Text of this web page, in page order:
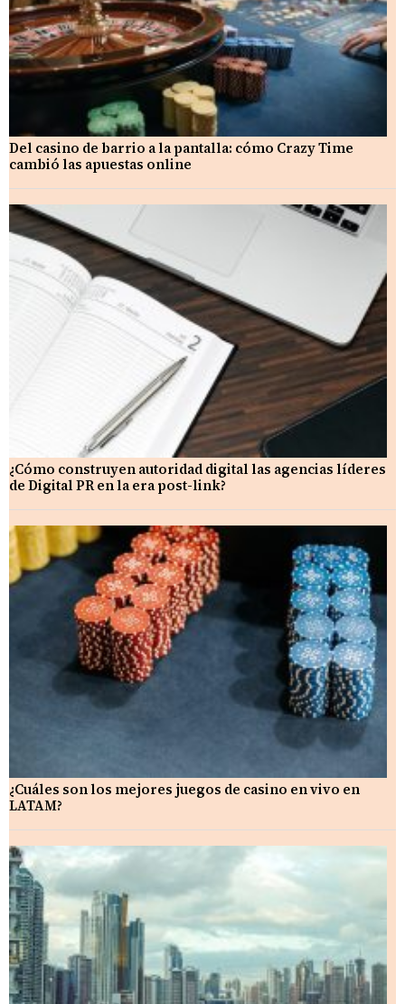
Del casino de barrio a la pantalla: cómo Crazy Time
cambió las apuestas online
¿Cómo construyen autoridad digital las agencias líderes
de Digital PR en la era post-link?
¿Cuáles son los mejores juegos de casino en vivo en
LATAM?